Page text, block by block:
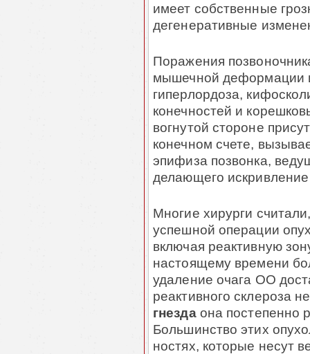
имеет собственные
дегенеративные
Поражения
мышечной деформации
гиперлордоза,
конечностей и
вогнутой стороне
конечном счете,
эпифиза поз­вонка,
делающего
Многие хирурги
успешной операции
вклю­чая реактивную
настоящему времени
удаление очага ОО
реактивного склероза
гнезда она постепенно
Большинство этих
ностях, которые несут